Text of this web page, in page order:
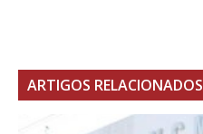
ARTIGOS RELACIONADOS